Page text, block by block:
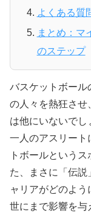
よくある質
まとめ：マ
のステップ
バスケットボール
の人々を熱狂させ
は他にいないでし
一人のアスリート
トボールという
た、まさに「伝説
ャリアがどのよ
世にまで影響を与